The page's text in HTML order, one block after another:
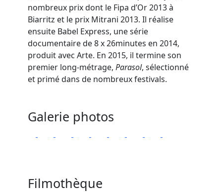
nombreux prix dont le Fipa d’Or 2013 à
Biarritz et le prix Mitrani 2013. Il réalise
ensuite Babel Express, une série
documentaire de 8 x 26minutes en 2014,
produit avec Arte. En 2015, il termine son
premier long-métrage, Parasol, sélectionné
et primé dans de nombreux festivals.
Galerie photos
Filmothèque